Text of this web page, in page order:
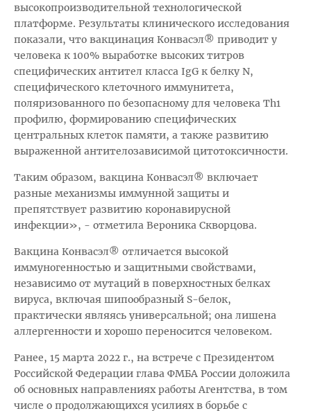
высокопроизводительной технологической
платформе. Результаты клинического исследования
показали, что вакцинация Конвасэл® приводит у
человека к 100% выработке высоких титров
специфических антител класса IgG к белку N,
специфического клеточного иммунитета,
поляризованного по безопасному для человека Th1
профилю, формированию специфических
центральных клеток памяти, а также развитию
выраженной антителозависимой цитотоксичности.
Таким образом, вакцина Конвасэл® включает
разные механизмы иммунной защиты и
препятствует развитию коронавирусной
инфекции», - отметила Вероника Скворцова.
Вакцина Конвасэл® отличается высокой
иммуногенностью и защитными свойствами,
независимо от мутаций в поверхностных белках
вируса, включая шипообразный S-белок,
практически являясь универсальной; она лишена
аллергенности и хорошо переносится человеком.
Ранее, 15 марта 2022 г., на встрече с Президентом
Российской Федерации глава ФМБА России доложила
об основных направлениях работы Агентства, в том
числе о продолжающихся усилиях в борьбе с